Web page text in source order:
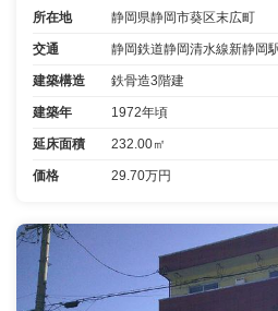
所在地 静岡県静岡市葵区末広町
交通 静岡鉄道静岡清水線新静岡
建築構造 鉄骨造3階建
建築年 1972年頃
延床面積 232.00㎡
価格 29.70万円